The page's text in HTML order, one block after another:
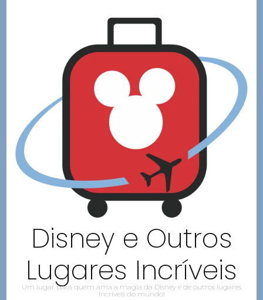
Disney e Outros
Lugares Incríveis
Um lugar para quem ama a magia da Disney e de outros lugares
Incríveis do mundo!